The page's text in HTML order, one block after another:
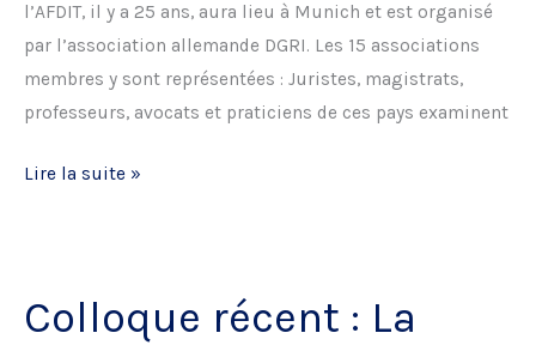
l’AFDIT, il y a 25 ans, aura lieu à Munich et est organisé
par l’association allemande DGRI. Les 15 associations
membres y sont représentées : Juristes, magistrats,
professeurs, avocats et praticiens de ces pays examinent
Colloque
22
Lire la suite »
Colloque récent : La